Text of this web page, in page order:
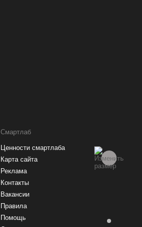
Смартлаб
Ценности смартлаба
Карта сайта
Реклама
Контакты
Вакансии
Правила
Помощь